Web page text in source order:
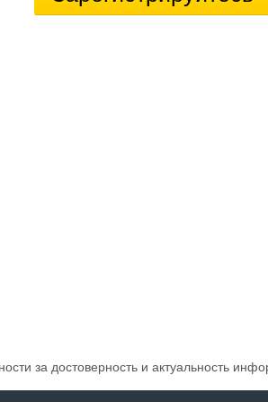
за достоверность и актуальность